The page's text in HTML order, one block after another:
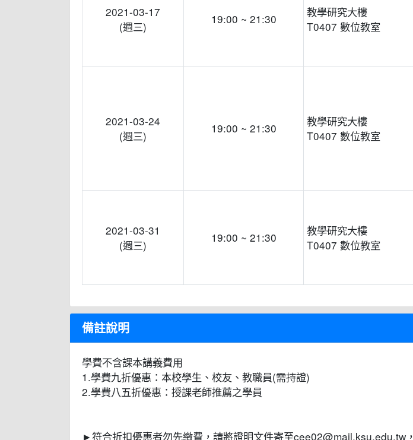
2021-03-17
(週三)
19:00 ~ 21:30
教學研究大樓
T0407 數位教室
2021-03-24
(週三)
19:00 ~ 21:30
教學研究大樓
T0407 數位教室
2021-03-31
(週三)
19:00 ~ 21:30
教學研究大樓
T0407 數位教室
備註說明
學費不含課本講義費用
1.學費九折優惠：本校學生、校友、教職員(需持證)
2.學費八五折優惠：授課老師推薦之學員
►符合折扣優惠者勿先繳費，請將證明文件寄至cee02@mail.ksu.edu.tw